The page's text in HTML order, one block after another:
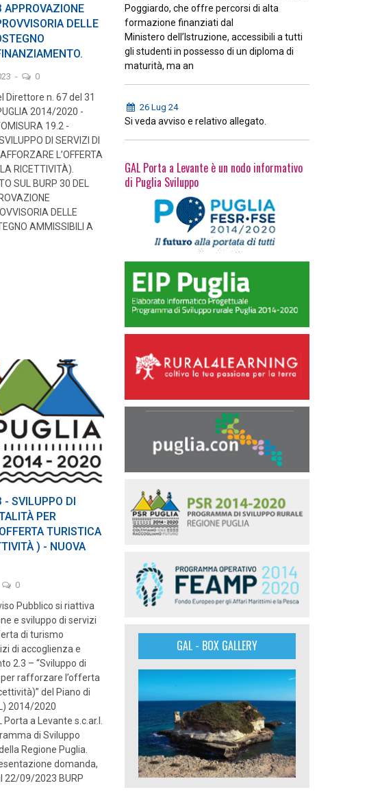
APPROVAZIONE
DELLE
- 0
Direttore n. 67 del 31
2014/2020 -
19.2 -
DI SERVIZI DI
L’OFFERTA
RICETTIVITÀ).
SUL BURP 30 DEL
DELLE
AMMISSIBILI A
- SVILUPPO DI
PER
TURISTICA
) - NUOVA
0
Pubblico si riattiva
e sviluppo di servizi
di turismo
di accoglienza e
2.3 – “Sviluppo di
rafforzare l’offerta
del Piano di
2014/2020
a Levante s.c.ar.l.
di Sviluppo
Regione Puglia.
domanda,
22/09/2023 BURP
Poggiardo, che offre percorsi di alta
formazione finanziati dal
Ministero dell’Istruzione, accessibili a tutti
gli studenti in possesso di un diploma di
maturità, ma an
26 Lug 24
Si veda avviso e relativo allegato.
GAL Porta a Levante è un nodo informativo
di Puglia Sviluppo
GAL - BOX GALLERY